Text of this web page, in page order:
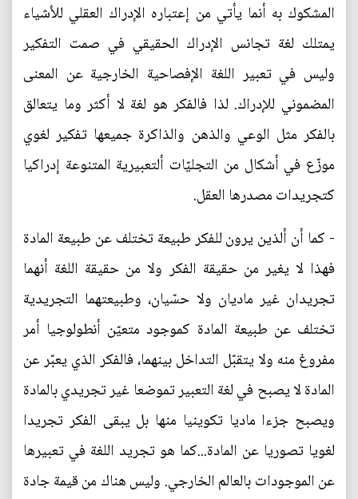
المشكوك به أنما يأتي من إعتباره الإدراك العقلي للأشياء
يمتلك لغة تجانس الإدراك الحقيقي في صمت التفكير
وليس في تعبير اللغة الإفصاحية الخارجية عن المعنى
المضموني للإدراك. لذا فالفكر هو لغة لا أكثر وما يتعالق
بالفكر مثل الوعي والذهن والذاكرة جميعها تفكير لغوي
موزّع في أشكال من التجليّات ألتعبيرية المتنوعة إدراكيا
كتجريدات مصدرها العقل.
- كما أن ألذين يرون للفكر طبيعة تختلف عن طبيعة المادة
فهذا لا يغير من حقيقة الفكر ولا من حقيقة اللغة أنهما
تجريدان غير ماديان ولا حسّيان، وطبيعتهما التجريدية
تختلف عن طبيعة المادة كموجود متعيّن أنطولوجيا أمر
مفروغ منه ولا يتقبّل التداخل بينهما، فالفكر الذي يعبّر عن
المادة لا يصبح في لغة التعبير تموضعا غير تجريدي بالمادة
ويصبح جزءا ماديا تكوينيا منها بل يبقى الفكر تجريدا
لغويا تصوريا عن المادة...كما هو تجريد اللغة في تعبيرها
عن الموجودات بالعالم الخارجي. وليس هناك من قيمة جادة